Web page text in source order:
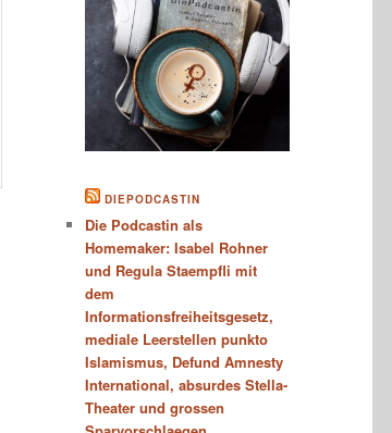
DIEPODCASTIN
Die Podcastin als
Homemaker: Isabel Rohner
und Regula Staempfli mit
dem
Informationsfreiheitsgesetz,
mediale Leerstellen punkto
Islamismus, Defund Amnesty
International, absurdes Stella-
Theater und grossen